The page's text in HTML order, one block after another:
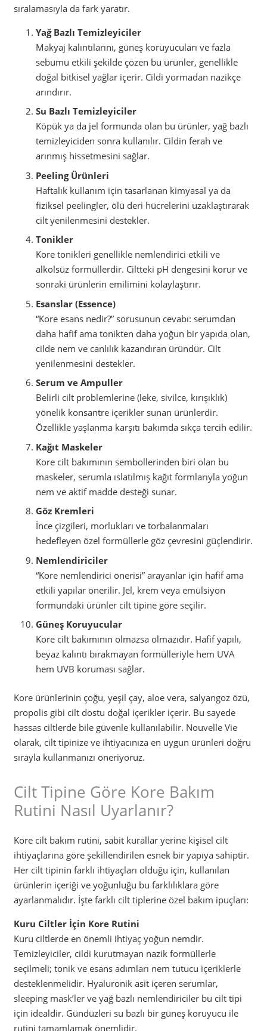
sıralamasıyla da fark yaratır.
Yağ Bazlı Temizleyiciler
Makyaj kalıntılarını, güneş koruyucuları ve fazla
sebumu etkili şekilde çözen bu ürünler, genellikle
doğal bitkisel yağlar içerir. Cildi yormadan nazikçe
arındırır.
Su Bazlı Temizleyiciler
Köpük ya da jel formunda olan bu ürünler, yağ bazlı
temizleyiciden sonra kullanılır. Cildin ferah ve
arınmış hissetmesini sağlar.
Peeling Ürünleri
Haftalık kullanım için tasarlanan kimyasal ya da
fiziksel peelingler, ölü deri hücrelerini uzaklaştırarak
cilt yenilenmesini destekler.
Tonikler
Kore tonikleri genellikle nemlendirici etkili ve
alkolsüz formüllerdir. Ciltteki pH dengesini korur ve
sonraki ürünlerin emilimini kolaylaştırır.
Esanslar (Essence)
“Kore esans nedir?” sorusunun cevabı: serumdan
daha hafif ama tonikten daha yoğun bir yapıda olan,
cilde nem ve canlılık kazandıran üründür. Cilt
yenilenmesini destekler.
Serum ve Ampuller
Belirli cilt problemlerine (leke, sivilce, kırışıklık)
yönelik konsantre içerikler sunan ürünlerdir.
Özellikle yaşlanma karşıtı bakımda sıkça tercih edilir.
Kağıt Maskeler
Kore cilt bakımının sembollerinden biri olan bu
maskeler, serumla ıslatılmış kağıt formlarıyla yoğun
nem ve aktif madde desteği sunar.
Göz Kremleri
İnce çizgileri, morlukları ve torbalanmaları
hedefleyen özel formüllerle göz çevresini güçlendirir.
Nemlendiriciler
“Kore nemlendirici önerisi” arayanlar için hafif ama
etkili yapılar önerilir. Jel, krem veya emülsiyon
formundaki ürünler cilt tipine göre seçilir.
Güneş Koruyucular
Kore cilt bakımının olmazsa olmazıdır. Hafif yapılı,
beyaz kalıntı bırakmayan formülleriyle hem UVA
hem UVB koruması sağlar.
Kore ürünlerinin çoğu, yeşil çay, aloe vera, salyangoz özü,
propolis gibi cilt dostu doğal içerikler içerir. Bu sayede
hassas ciltlerde bile güvenle kullanılabilir. Nouvelle Vie
olarak, cilt tipinize ve ihtiyacınıza en uygun ürünleri doğru
sırayla kullanmanızı öneriyoruz.
Cilt Tipine Göre Kore Bakım
Rutini Nasıl Uyarlanır?
Kore cilt bakım rutini, sabit kurallar yerine kişisel cilt
ihtiyaçlarına göre şekillendirilen esnek bir yapıya sahiptir.
Her cilt tipinin farklı ihtiyaçları olduğu için, kullanılan
ürünlerin içeriği ve yoğunluğu bu farklılıklara göre
ayarlanmalıdır. İşte farklı cilt tiplerine özel bakım ipuçları:
Kuru Ciltler İçin Kore Rutini
Kuru ciltlerde en önemli ihtiyaç yoğun nemdir.
Temizleyiciler, cildi kurutmayan nazik formüllerle
seçilmeli; tonik ve esans adımları nem tutucu içeriklerle
desteklenmelidir. Hyaluronik asit içeren serumlar,
sleeping mask’ler ve yağ bazlı nemlendiriciler bu cilt tipi
için idealdir. Gündüzleri su bazlı bir güneş koruyucu ile
rutini tamamlamak önemlidir.